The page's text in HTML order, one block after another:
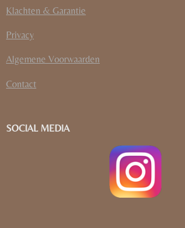
Klachten & Garantie
Privacy
Algemene Voorwaarden
Contact
SOCIAL MEDIA